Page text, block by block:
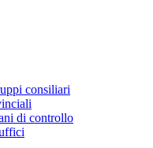
consiliari
di controllo